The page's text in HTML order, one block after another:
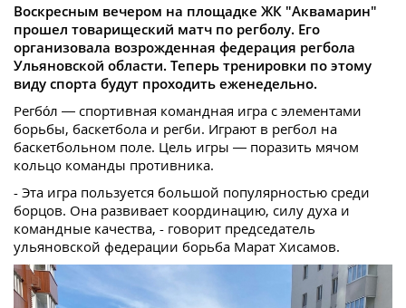
Воскресным вечером на площадке ЖК "Аквамарин"
прошел товарищеский матч по регболу. Его
организовала возрожденная федерация регбола
Ульяновской области. Теперь тренировки по этому
виду спорта будут проходить еженедельно.
Регбо́л — спортивная командная игра с элементами
борьбы, баскетбола и регби. Играют в регбол на
баскетбольном поле. Цель игры — поразить мячом
кольцо команды противника.
- Эта игра пользуется большой популярностью среди
борцов. Она развивает координацию, силу духа и
командные качества, - говорит председатель
ульяновской федерации борьба Марат Хисамов.